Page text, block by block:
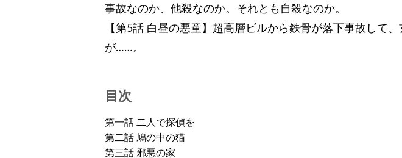
事故なのか、他殺なのか。それとも自殺なのか。
【第5話 白昼の悪童】超高層ビルから鉄骨が落下事故して
が……。
目次
第一話 二人で探偵を
第二話 鳩の中の猫
第三話 邪悪の家